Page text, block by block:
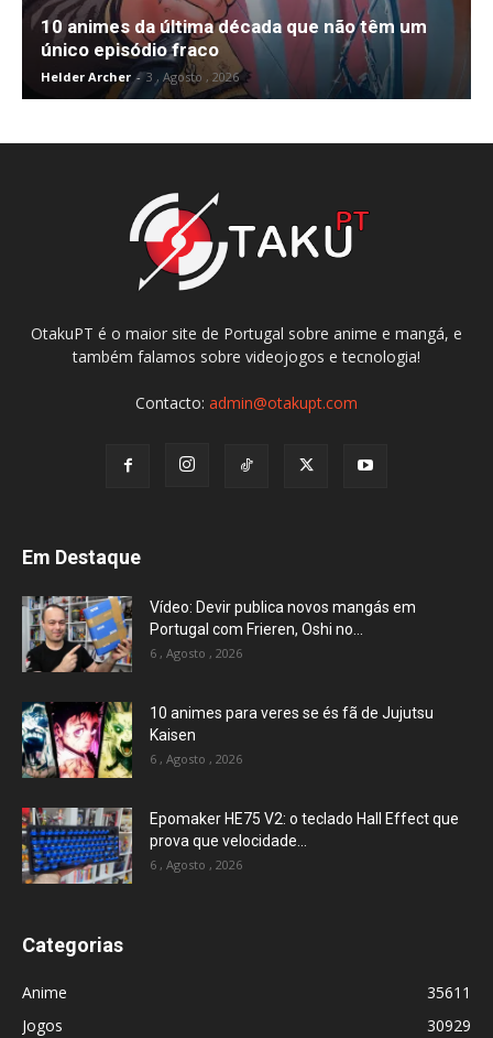
10 animes da última década que não têm um
único episódio fraco
Helder Archer - 3 , Agosto , 2026
OtakuPT é o maior site de Portugal sobre anime e mangá, e
também falamos sobre videojogos e tecnologia!
Contacto: admin@otakupt.com
Em Destaque
Vídeo: Devir publica novos mangás em
Portugal com Frieren, Oshi no...
6 , Agosto , 2026
10 animes para veres se és fã de Jujutsu
Kaisen
6 , Agosto , 2026
Epomaker HE75 V2: o teclado Hall Effect que
prova que velocidade...
6 , Agosto , 2026
Categorias
Anime
35611
Jogos
30929